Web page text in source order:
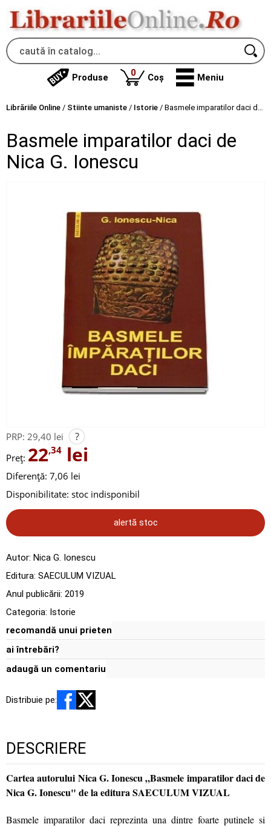
Produse 0produse
Coș Meniu
Librăriile Online / Stiinte umaniste / Istorie / Basmele imparatilor daci de Nica G. Ionescu
Basmele imparatilor daci de
Nica G. Ionescu
PRP: 29,40 lei ?
Preț: 22,34 lei
Diferență: 7,06 lei
Disponibilitate: stoc indisponibil
alertă stoc
Autor: Nica G. Ionescu
Editura: SAECULUM VIZUAL
Anul publicării: 2019
Categoria: Istorie
recomandă unui prieten
ai întrebări?
adaugă un comentariu
Distribuie pe:
DESCRIERE
Cartea autorului Nica G. Ionescu „Basmele imparatilor daci de
Nica G. Ionescu" de la editura SAECULUM VIZUAL
Basmele imparatilor daci reprezinta una dintre foarte putinele si